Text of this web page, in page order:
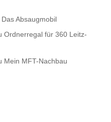
Absaugmobil
Ordnerregal für 360 Leitz-
Mein MFT-Nachbau